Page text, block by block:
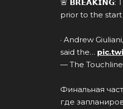
🚨 𝗕𝗥𝗘𝗔𝗞𝗜𝗡𝗚:
prior to the
· Andrew
said the…
— The
Финальная
где